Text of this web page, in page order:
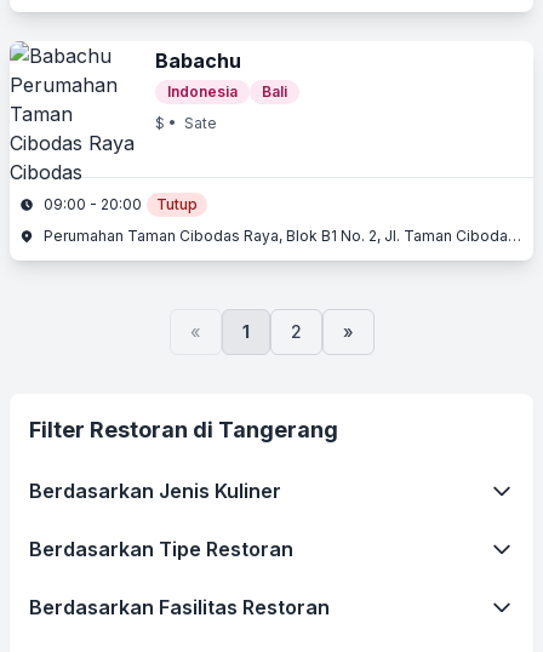
Babachu
Indonesia
Bali
$ • Sate
09:00 - 20:00
Tutup
Perumahan Taman Cibodas Raya, Blok B1 No. 2, Jl. Taman Cibodas Raya, Cibodas, Tangerang, Banten
« 1 2 »
Filter Restoran di Tangerang
Berdasarkan Jenis Kuliner
Berdasarkan Tipe Restoran
Berdasarkan Fasilitas Restoran